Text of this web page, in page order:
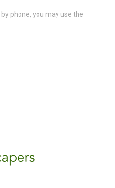
phone, you may use the